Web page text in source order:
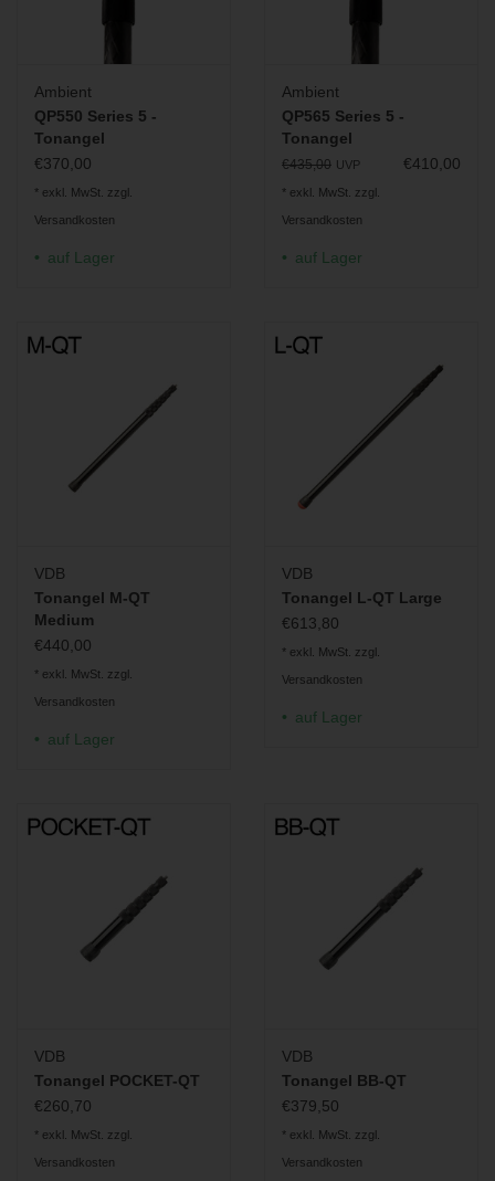
Alle Bestandteile als Ersatzteile verfügbar für hohe
Lebensdauer, sowie schnelle und einfache Wartung
Beschaffenheit:
Länge: 50 – 210 cm
Gewicht: 370 g
Gewindespitze austauschbar
Ambient
QP550 Series 5 -
Tonangel
€370,00
* exkl. MwSt. zzgl.
Versandkosten
auf Lager
Ambient
QP565 Series 5 -
Tonangel
€435,00 UVP €410,00
* exkl. MwSt. zzgl.
Versandkosten
auf Lager
VDB
Tonangel M-QT
Medium
€440,00
* exkl. MwSt. zzgl.
Versandkosten
auf Lager
VDB
Tonangel L-QT Large
€613,80
* exkl. MwSt. zzgl.
Versandkosten
auf Lager
VDB
Tonangel POCKET-QT
€260,70
* exkl. MwSt. zzgl.
Versandkosten
VDB
Tonangel BB-QT
€379,50
* exkl. MwSt. zzgl.
Versandkosten